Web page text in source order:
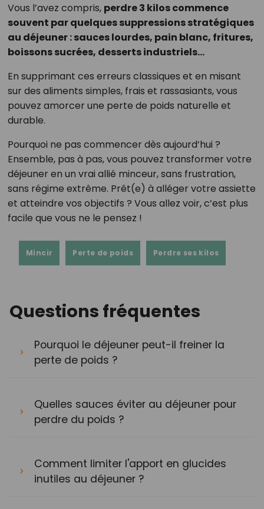
Vous l’avez compris, perdre 3 kilos commence
souvent par quelques suppressions stratégiques
au déjeuner : sauces lourdes, pain blanc, fritures,
boissons sucrées, desserts industriels…
En supprimant ces erreurs classiques et en misant
sur des aliments simples, frais et rassasiants, vous
pouvez amorcer une perte de poids naturelle et
durable.
Pourquoi ne pas commencer dès aujourd’hui ?
Ensemble, pas à pas, vous pouvez transformer votre
déjeuner en un vrai allié minceur, sans frustration,
sans régime extrême. Prêt(e) à alléger votre assiette
et atteindre vos objectifs ? Vous allez voir, c’est plus
facile que vous ne le pensez !
Mincir Perte de poids Perdre ses kilos
Questions fréquentes
Pourquoi le déjeuner peut-il freiner la
perte de poids ?
Quelles sauces éviter au déjeuner pour
perdre du poids ?
Comment limiter l'apport en glucides
inutiles au déjeuner ?